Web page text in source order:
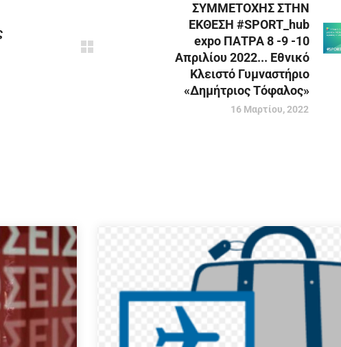
ΣΥΜΜΕΤΟΧΗΣ ΣΤΗΝ
ΕΚΘΕΣΗ #SPORT_hub
expo ΠΑΤΡΑ 8 -9 -10
Aπριλίου 2022... Εθνικό
Κλειστό Γυµναστήριο
«Δηµήτριος Τόφαλος»
16 Μαρτίου, 2022